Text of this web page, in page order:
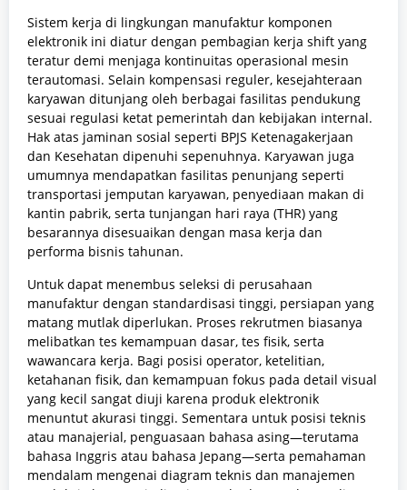
Sistem kerja di lingkungan manufaktur komponen
elektronik ini diatur dengan pembagian kerja shift yang
teratur demi menjaga kontinuitas operasional mesin
terautomasi. Selain kompensasi reguler, kesejahteraan
karyawan ditunjang oleh berbagai fasilitas pendukung
sesuai regulasi ketat pemerintah dan kebijakan internal.
Hak atas jaminan sosial seperti BPJS Ketenagakerjaan
dan Kesehatan dipenuhi sepenuhnya. Karyawan juga
umumnya mendapatkan fasilitas penunjang seperti
transportasi jemputan karyawan, penyediaan makan di
kantin pabrik, serta tunjangan hari raya (THR) yang
besarannya disesuaikan dengan masa kerja dan
performa bisnis tahunan.
Untuk dapat menembus seleksi di perusahaan
manufaktur dengan standardisasi tinggi, persiapan yang
matang mutlak diperlukan. Proses rekrutmen biasanya
melibatkan tes kemampuan dasar, tes fisik, serta
wawancara kerja. Bagi posisi operator, ketelitian,
ketahanan fisik, dan kemampuan fokus pada detail visual
yang kecil sangat diuji karena produk elektronik
menuntut akurasi tinggi. Sementara untuk posisi teknis
atau manajerial, penguasaan bahasa asing—terutama
bahasa Inggris atau bahasa Jepang—serta pemahaman
mendalam mengenai diagram teknis dan manajemen